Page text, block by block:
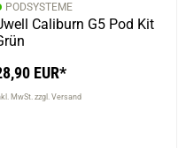
PODSYSTEME
Caliburn G5 Pod Kit
EUR*
MwSt. zzgl. Versand